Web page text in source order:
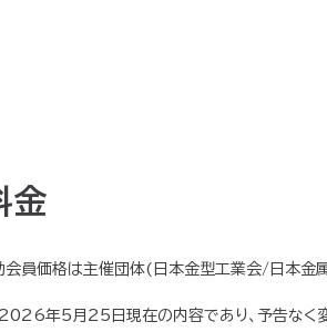
金
会員価格は主催団体(日本金型工業会/日本金
年5月25日現在の内容であり、予告なく変